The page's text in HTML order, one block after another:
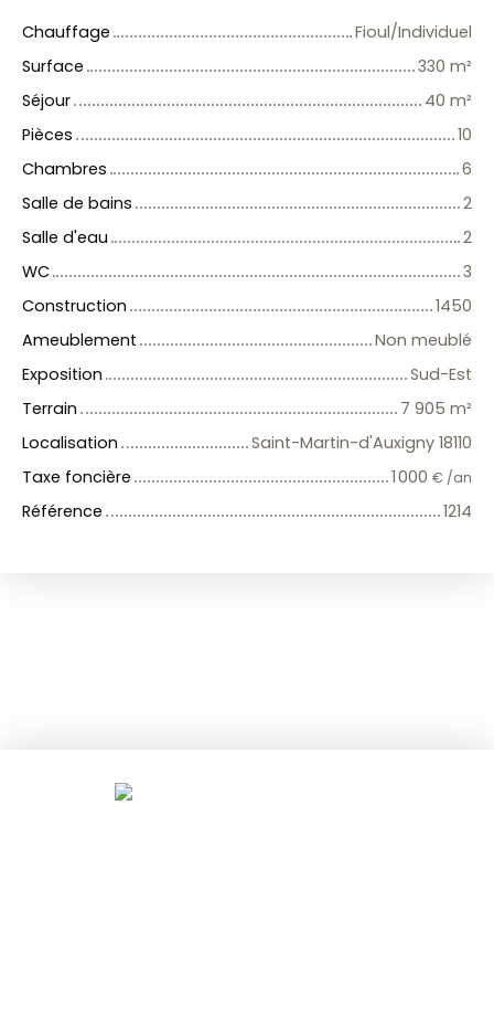
Chauffage
Fioul/Individuel
Surface
330 m²
Séjour
40 m²
Pièces
10
Chambres
6
Salle de bains
2
Salle d'eau
2
WC
3
Construction
1450
Ameublement
Non meublé
Exposition
Sud-Est
Terrain
7 905 m²
Localisation
Saint-Martin-d'Auxigny 18110
Taxe foncière
1 000 € /an
Référence 1214